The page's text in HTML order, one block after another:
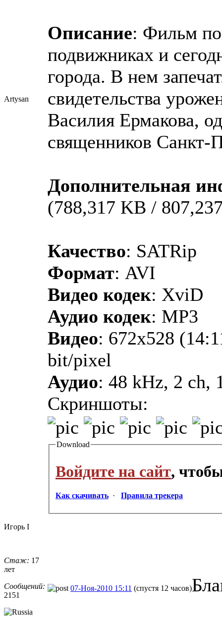
Artysan
Описание: Фильм
подвижниках и
города. В нем
свидетельства
Василия Ермакова,
священников Санкт-
Дополнительная
(788,317 KB /
Качество: SATRip
Формат: AVI
Видео кодек: XviD
Аудио кодек: MP3
Видео: 672x528
bit/pixel
Аудио: 48 kHz, 2 ch,
Скриншоты:
Download
Войдите на сайт,
Как скачивать · Правила трекера
Игорь I
Стаж: 17
лет
Сообщений:
2151
07-Ноя-2010 15:11 (спустя 12 часов)